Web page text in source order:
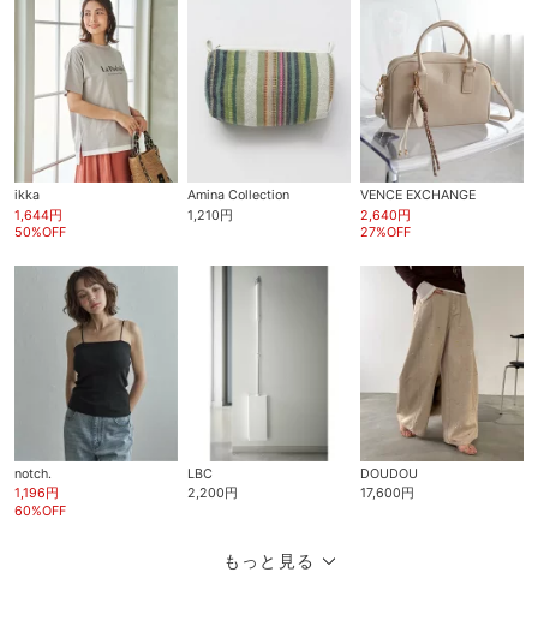
ikka
1,644円
50%OFF
Amina Collection
1,210円
VENCE EXCHANGE
2,640円
27%OFF
notch.
1,196円
60%OFF
LBC
2,200円
DOUDOU
17,600円
もっと見る